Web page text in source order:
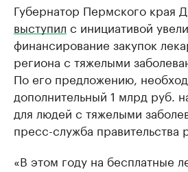
Губернатор Пермского края
выступил с инициативой
финансирование закупок
региона с тяжелыми
По его предложению,
дополнительный 1 млрд руб.
для людей с тяжелыми
пресс-служба правительства
«В этом году на бесплатные